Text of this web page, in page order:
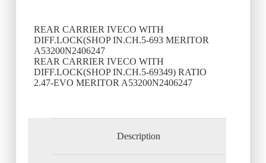
REAR CARRIER IVECO WITH
DIFF.LOCK(SHOP IN.CH.5-693 MERITOR
A53200N2406247
REAR CARRIER IVECO WITH
DIFF.LOCK(SHOP IN.CH.5-69349) RATIO
2.47-EVO MERITOR A53200N2406247
Description